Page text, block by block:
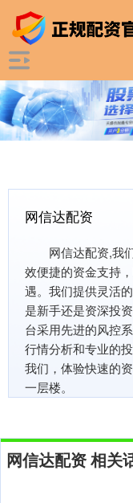
网信达配资
网信达配资,我
效便捷的资金支持
遇。我们提供灵活
是新手还是资深投
台采用先进的风控
行情分析和专业的
我们，体验快速的
一层楼。
网信达配资 相关